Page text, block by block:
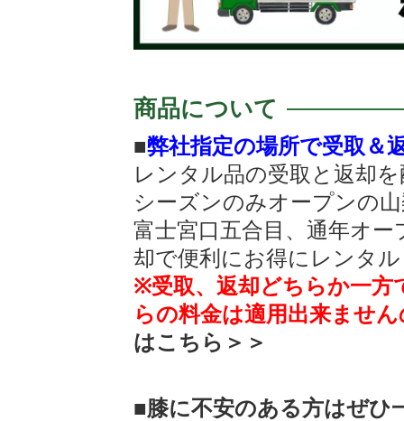
商品について
■弊社指定の場所で受取＆
レンタル品の受取と返却
シーズンのみオープンの
富士宮口五合目、通年オ
却で便利にお得にレンタ
※受取、返却どちらか一方
らの料金は適用出来ませ
はこちら＞＞
■膝に不安のある方はぜひ